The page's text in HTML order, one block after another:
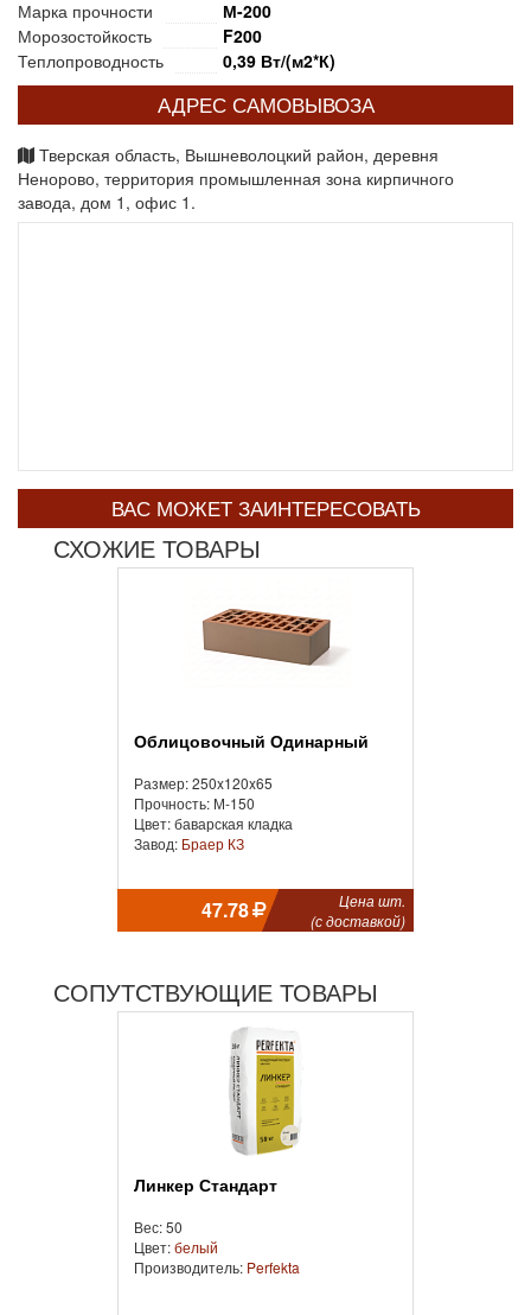
Марка прочности
М-200
Морозостойкость
F200
Теплопроводность
0,39 Вт/(м2*К)
АДРЕС САМОВЫВОЗА
Тверская область, Вышневолоцкий район, деревня
Ненорово, территория промышленная зона кирпичного
завода, дом 1, офис 1.
ВАС МОЖЕТ ЗАИНТЕРЕСОВАТЬ
СХОЖИЕ ТОВАРЫ
Облицовочный Одинарный
Размер: 250x120x65
Прочность: М-150
Цвет: баварская кладка
Завод: Браер КЗ
47.78
Цена шт.
(с доставкой)
СОПУТСТВУЮЩИЕ ТОВАРЫ
Линкер Стандарт
Вес: 50
Цвет:белый
Производитель: Perfekta